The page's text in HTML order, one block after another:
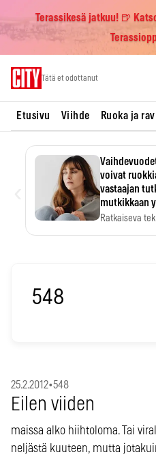
Terassikesä jatkuu! 🍺
Tätä et odottanut
Etusivu Viihde Ruoka ja
voivat
vastaajan
mutkikkaan
Ratkaiseva
548
25.2.2012•548
Eilen viiden
maissa alko hiihtoloma. Tai
neljästä kuuteen, mutta